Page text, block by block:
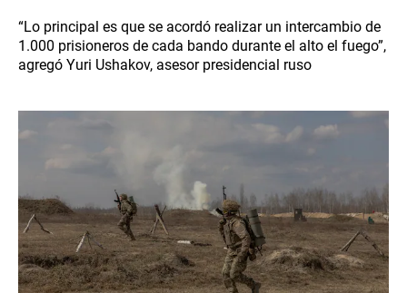
“Lo principal es que se acordó realizar un intercambio de
1.000 prisioneros de cada bando durante el alto el fuego”,
agregó Yuri Ushakov, asesor presidencial ruso